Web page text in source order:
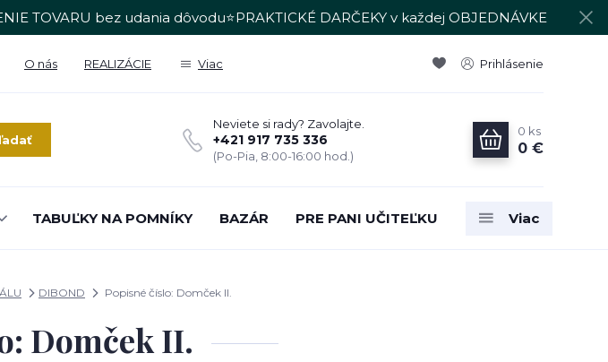
TOVARU bez udania dôvodu⭐PRAKTICKÉ DARČEKY v každej OBJEDNÁVKE
O nás REALIZÁCIE Viac Prihlásenie
Neviete si rady? Zavolajte.
+421 917 735 336
(Po-Pia, 8:00-16:00 hod.)
0 ks
0 €
TABUĽKY NA POMNÍKY BAZÁR PRE PANI UČITEĽKU Viac
DIBOND Popisné číslo: Domček II.
Domček II.